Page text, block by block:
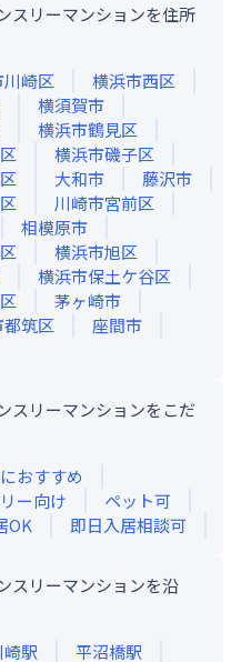
スリーマンションを住所
崎区
横浜市西区
横須賀市
横浜市鶴見区
横浜市磯子区
大和市
藤沢市
川崎市宮前区
相模原市
横浜市旭区
横浜市保土ケ谷区
茅ヶ崎市
筑区
座間市
スリーマンションをこだ
おすすめ
ー向け
ペット可
OK 即日入居相談可
スリーマンションを沿
崎駅 平沼橋駅